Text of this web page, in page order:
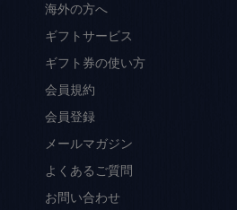
海外の方へ
ギフトサービス
ギフト券の使い方
会員規約
会員登録
メールマガジン
よくあるご質問
お問い合わせ